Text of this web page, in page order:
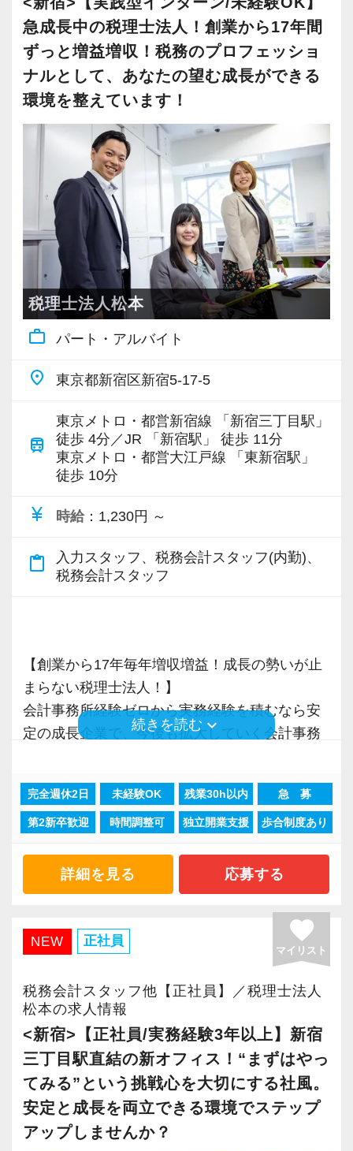
や問題点もでてきますが、一つずつ確実に乗り
越えていきましょう！
常に自ら学ぶ姿勢で臨んでください。着実に実
績を作りながら課題や問題の分析スキルを身に
付ける経験を積むことが自信に繋がります。
多くのインターン生を育成した実績があります
ので、安心して仲間と一緒に働く楽しさと自分
の成⻑を日々実感して頂けると思います。
自分が「将来こうなりたい」「こんな風に成⻑
したい」「こういうサービスを提供したい」と
いう夢を語れる若いパワーのある方を求めてい
ます。
新しい扉を開けるのはとても勇気がいることで
すが、輝ける未来のために一歩を踏み出して一
緒に頑張っていきませんか？
【現役スタッフの声】
インターンから新卒で入社しました。
インターン時代は「ここまでやるの！？」とい
うくらい実践に近い形の業務を任されて大変な1
ることができました。
件を担当させてもらっています。
はすぐ聞けるのがいいですね。
経験と知識をつけて、お客様から頼られる存
在、後輩の手本になるような存在になれるよう
に頑張っています。
会社の良いところは“温かさ”があります。
お客様に対しても、仲間に対しても、アットホ
ームで明るい会社です。
チームで動いているので、わからないことや困
ったことの相談先にも迷わず、何でもすぐに聞
数字が好きで人と関わるのが好きな人でした
ら、この仕事に向いていると思います。
お客様からの「ありがとう」が、最大のやりが
いになります！
はじめての仕事には不安もあるかもしれません
が、当社は同じ目標をもったインターンの数も
多く心強いですよ。やる気のある方、ご応募お
待ちしています！
これまでも多くのインターン生が実践型インタ
ーン制度を使い、ステップアップを実現してき
た実績が当社にはあります！
実践型インターンを通して学校では絶対に学ぶ
ことができない知識と実務を徹底的に磨くこと
ができます。
インターン終了後は新卒採用の道も用意してい
ます。26卒のインターン生も入社予定です。
【各種社会保険完備、ユニークな手当制度あ
社会保険等の一般的な福利厚生の他に、各種手
当も充実。
税務能力検定等の資格検定に合格するともらえ
る「合格手当」など、当社ならではの制度を設
けているので、ぜひ活用してください。
consulting.com/recruit/environment/benefits）
【成長のための5つのこだわりを大事にしていま
仕事をする上では5つのこだわり「クイックレス
配り」を掲げ、一人ひとりが実行しています。
より多くの「ありがとう」と笑顔をいただき続
【求職者へのメッセージ】
当社の実践型インターンでは、普段の学生生活
では扱うことのない専門性が高い業務をお任せ
します。
や問題点もでてきますが、一つずつ確実に乗り
越えていきましょう！
常に自ら学ぶ姿勢で臨んでください。着実に実
績を作りながら課題や問題の分析スキルを身に
付ける経験を積むことが自信に繋がります。
ので、安心して仲間と一緒に働く楽しさと自分
の成⻑を日々実感して頂けると思います。
自分が「将来こうなりたい」「こんな風に成⻑
したい」「こういうサービスを提供したい」と
いう夢を語れる若いパワーのある方を求めてい
ます。
新しい扉を開けるのはとても勇気がいることで
すが、輝ける未来のために一歩を踏み出して一
緒に頑張っていきませんか？
ーターやAIにはできないお客様とのコミュニケ
ーション力を磨くこと。
当社では、全員がお客様のことを一番に考え、
現時点で深い知識や経験をお持ちでなくても安
心してください！
社員と同じように実務経験を積みながら税法や
会計の知識を得られるようフォロー体制はバッ
チリです。
【先輩スタッフのサポートを受けながら段階を
踏んでステップアップできます♪】
入社してからのステップアッププランを準備し
ています。あなたの成長にあわせてステップア
ップしていきましょう。
▽ステップ1(入社〜約1ヶ月)
先輩が担当しているお客様の月次試算表を作成
しながら少しずつレベルアップしていきましょ
う。実際の数字に触れながら業務に取り組んで
頂くことで、より理解と知識が深まります！
▽ステップ2(2ヶ月目〜)
そろそろ入力業務に慣れてきますので、本人の
計の業務を一通り覚えられます！
▽ステップ3(4ヶ月目〜)
一通りの業務を覚えたら、自分自身で決算を行
タッフ・オフィス責任者からのチェックと国税
OBのダブルチェックがあります。
ら実務を経験することで、半年もすればある程
度一人で仕事をすることができるようになりま
これまでも多くのインターン生が実践型インタ
ーン制度を使い、ステップアップを実現してき
た実績が当社にはあります！
実践型インターンを通して学校では絶対に学ぶ
ことができない知識と実務を徹底的に磨くこと
ができます。
インターン終了後は新卒採用の道も用意してい
創業当時から現在までずっとお取引をしている
お客様が多く、他の拠点よりもお客様とスタッ
フの距離感が近いという特徴があります。
そんなお客様に寄り添い、頼れるパートナーと
たいオフィスです。
各業界に対するAIの登壇など、変革する時代に
先駆けて会計業界をリードしていきたいという
方は、ぜひ当社で腕を振るってみませんか？
【ご紹介が多い安定企業でお客様から一番に信
頼される税務のプロを目指せます】
私達は「税務のプロフェッショナルとしてお客
様に寄り添う」ことが一つの使命です。
お客様から「こうしたい」という理想をいただ
いたら、それを一緒になって実現するために大
きく力を発揮できる存在でありたいと考えてい
ます。ご紹介案件が7割を超えているのも、そう
いった私たちの姿勢がお客様から評価されてい
るからだと自負しています。
今後もお客様に満足していただけるようにスキ
ルの向上を目指し、税務のプロとして高い信頼
の道を私たちと一緒に歩んでみませんか？
【現在のスタッフの6割が業界未経験者！異業種
からの転職も大歓迎！専門用語を一から教えま
で、育成には多くの実績と自信があります。
安心してこの業界に飛び込んできてください！
入社後はOJTとOFF-JTを並行してマンツーマン
で指導します。
まったくの未経験者であれば、税務や会計に関
する座学や教養はOFF-JTで学びながら実務やお
客様対応についてはOJTで実践的に研修を実
施。
社内のロープレでお客様対応の練習ができるの
で、より堅実にステップアップすることができ
ます。
まずは簡単な入力業務から少しずつ仕事に慣れ
てもらい、できることを増やしながら徐々に担
当をお任せしていきます。
社員の持つ「やる・やりたい」という気持ちを
大事にしているため、資格を持っていなくて
も、スピーディーなキャリアアップが可能で
す！
会計事務所経験者の方には幅広い業務に携わっ
ていただき、早い段階から部下やチームのマネ
ジメント業務にも挑戦できます！これまでの経
験・知識を活かしながら、さらに上のステージ
でキャリアアップをしませんか？
【対象業種100種以上！節税・融資・税務調査に
強い税理士法人です】
創業以来17年連続増収増益、顧問先数2500以
お客様に事務所までご来社いただく来所型サー
ビスで、中小企業の経営を幅広くサポートして
います。
専門Webサイトを10サイト以上運営しており、
各オフィスに国税OB税理士が在籍しているの
で、税務調査にも精通しています。
そのため、全拠点でスタッフの増員に力を入れ
ており、さらなるサービス品質の向上を目指し
ています。
取得しました。
「職場環境改善宣言企業」と「経営労務診断実
い環境づくりを積極的に推進していきます。
長く安心して働ける環境を用意してお待ちして
おりますので、当社で将来の不安なく働いてみ
ませんか？
【渋谷の事務所はこんなオフィスです】
2021年6月にオープンしたオフィス。
新宿オフィスの精鋭スタッフが立ち上げメンバ
ーとして運営をスタートしました。
都心部ということもあり、IT系など最先端の技
術を取り扱うお客様が多いのが特徴です。
20代が中心となっており、専門学校が近くにあ
急成長中の税理士法人！創業から17年間
ずっと増益増収！税務のプロフェッショ
ナルとして、あなたの望む成長ができる
環境を整えています！
税理士法人松本
work_outline パート・アルバイト
place 東京都新宿区新宿5-17-5
train
東京メトロ・都営新宿線 「新宿三丁目駅」
徒歩 4分／JR 「新宿駅」 徒歩 11分
東京メトロ・都営大江戸線 「東新宿駅」
徒歩 10分
currency_yen 時給 ：1,230円 ～
content_paste
入力スタッフ、税務会計スタッフ(内勤)、
税務会計スタッフ
【創業から17年毎年増収増益！成長の勢いが止
まらない税理士法人！】
会計事務所経験ゼロから実務経験を積むなら安
定の成長企業で、今後も拡大していく会計事務
現在当社では「渋谷」「新宿」「錦糸町」
「柏」「横浜」「大阪」の６拠点を展開してい
2021年6月に「渋谷オフィス」を新設し、その
後「新宿オフィス」「大阪オフィス」「錦糸町
さらに2022年12月には「柏オフィス」を開設
し、2025年には大阪オフィスを増床するなど、
事業拡大を続けています。
安定性抜群の環境で自己成長を実現できます。
社員の持つ「やる・やりたい」という気持ちを
大事にしているため、資格を持っていなくて
も、スピーディーなキャリアアップが可能で
続きを読む keyboard_arrow_down
完全週休2日 未経験OK 残業30h以内 急 募
第2新卒歓迎 時間調整可 独立開業支援 歩合制度あり
詳細を見る 応募する
NEW 正社員 favorite
マイリスト
税務会計スタッフ他【正社員】／税理士法人
松本の求人情報
<新宿>【正社員/実務経験3年以上】新宿
三丁目駅直結の新オフィス！“まずはやっ
てみる”という挑戦心を大切にする社風。
安定と成長を両立できる環境でステップ
アップしませんか？